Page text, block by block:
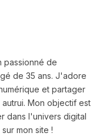
passionné de
de 35 ans. J'adore
et partager
Mon objectif est
dans l'univers digital
mon site !